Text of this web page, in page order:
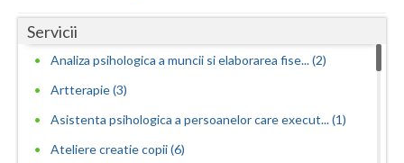
Servicii
Analiza psihologica a muncii si elaborarea fise... (2)
Artterapie (3)
Asistenta psihologica a persoanelor care execut... (1)
Ateliere creatie copii (6)